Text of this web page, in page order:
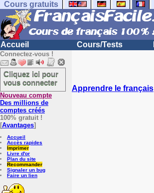
Cours gratuits
Accueil Cours/Tests
Connectez-vous !
Cliquez ici pour
vous connecter
Nouveau compte
Des millions de
comptes créés
100% gratuit !
[Avantages]
Accueil
Accès rapides
Imprimer
Livre d'or
Plan du site
Recommander
Signaler un bug
Faire un lien
Apprendre le français